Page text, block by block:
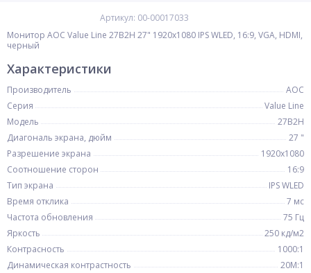
Артикул: 00-00017033
Монитор AOC Value Line 27B2H 27" 1920x1080 IPS WLED, 16:9, VGA, HDMI,
черный
Характеристики
Производитель
AOC
Серия
Value Line
Модель
27B2H
Диагональ экрана, дюйм
27 "
Разрешение экрана
1920x1080
Соотношение сторон
16:9
Тип экрана
IPS WLED
Время отклика
7 мс
Частота обновления
75 Гц
Яркость
250 кд/м2
Контрасность
1000:1
Динамическая контрастность
20M:1